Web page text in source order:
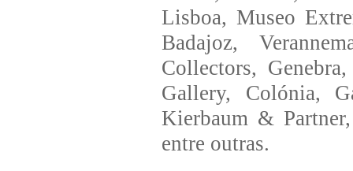
Lisboa, Museo
Badajoz,
Collectors,
Gallery, Colónia,
Kierbaum &
entre outras.